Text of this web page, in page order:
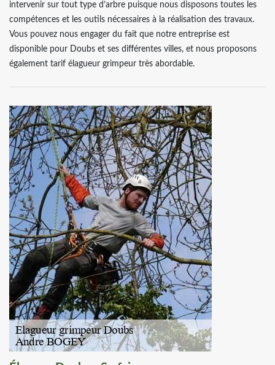
intervenir sur tout type d’arbre puisque nous disposons toutes les
compétences et les outils nécessaires à la réalisation des travaux.
Vous pouvez nous engager du fait que notre entreprise est
disponible pour Doubs et ses différentes villes, et nous proposons
également tarif élagueur grimpeur très abordable.